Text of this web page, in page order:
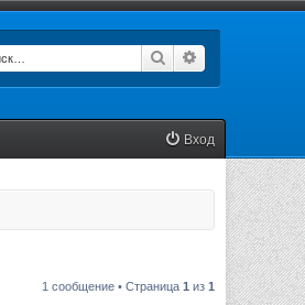
Поиск
Вход
1 сообщение • Страница 1 из 1